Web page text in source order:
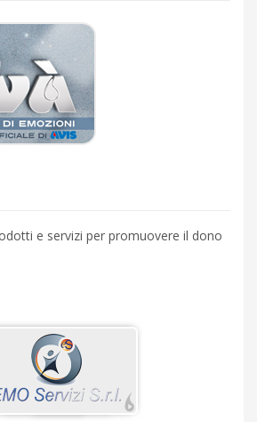
e servizi per promuovere il dono